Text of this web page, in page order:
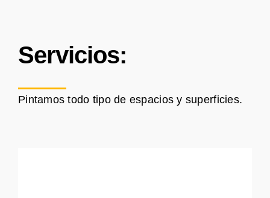
Servicios:
Pintamos todo tipo de espacios y superficies.